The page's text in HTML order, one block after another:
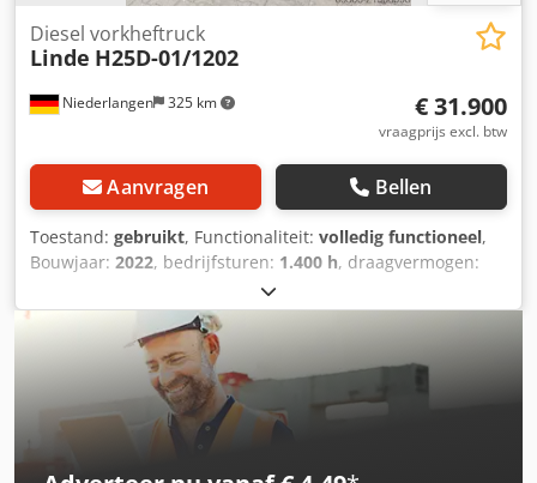
Niederlangen 325 km
Diesel vorkheftruck
Linde H25D-01/1202
€ 31.900
vraagprijs excl. btw
Aanvragen Bellen
Toestand: gebruikt, Functionaliteit: volledig functioneel,
Bouwjaar: 2022, bedrijfsturen: 1.400 h, draagvermogen:
5.560 mm
brandstoftype:diesel, masttype:triplex, bouwhoogte:
, aandrijftype:
Lastzwaartepunt: 500 Masttype: Triplex Staat: direct
inzetbaar en volledig functioneel Technische staat: goed
Voorbanden type: Superelastiek Achterbanden type:
Superelastiek Csdsy Rvv Ajpfx Aczorf Zijverschuiving, 3e
ventiel, 4e ventiel, achteruitrijverlichting,